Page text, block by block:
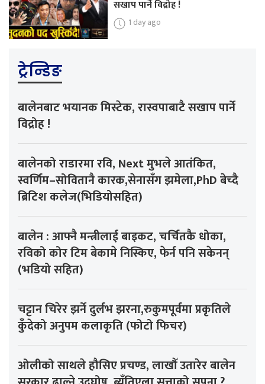
सखाप पार्ने विद्रोह !
1 day ago
ट्रेन्डिङ
बालेनबाट भयानक मिस्टेक, रास्वपाबाटै सखाप पार्ने
विद्रोह !
बालेनको राडारमा रवि, Next मुभले आतंकित,
स्वर्णिम–सोवितानै कारक,सेनासँग झमेला,PhD बेच्दै
ब्रिटिश कलेज(भिडियोसहित)
बालेन : आफ्नै मन्त्रीलाई बाइकट, चर्चितकै धोका,
रविको कोर टिम बेकामे निस्किए, फेर्न पनि सकेनन्
(भडियो सहित)
चट्टान चिरेर झर्ने दुर्लभ झरना,रुकुमपूर्वमा प्रकृतिले
कुँदेको अनुपम कलाकृति (फोटो फिचर)
ओलीको साथले हौसिए प्रचण्ड, लाखौँ उतारेर बालेन